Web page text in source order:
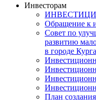
Инвесторам
Обращение к
Совет по
развитию
в городе
План